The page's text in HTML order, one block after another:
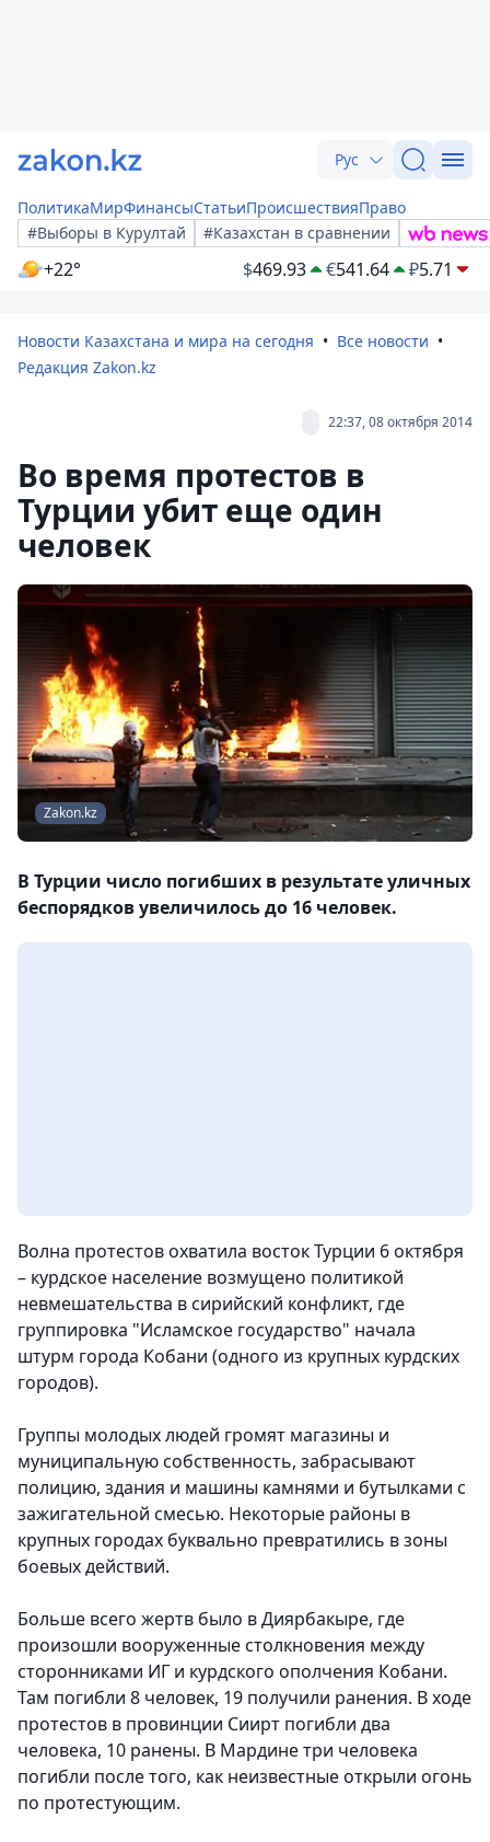
Рус
ПолитикаМирФинансыСтатьиПроисшествияПраво
#Выборы в Курултай
#Казахстан в сравнении
+22° $469.93 €541.64 ₽5.71
Новости Казахстана и мира на сегодня
Все новости
Редакция Zakon.kz
22:37, 08 октября 2014
Во время протестов в
Турции убит еще один
человек
Zakon.kz
В Турции число погибших в результате уличных
беспорядков увеличилось до 16 человек.
Волна протестов охватила восток Турции 6 октября
– курдское население возмущено политикой
невмешательства в сирийский конфликт, где
группировка "Исламское государство" начала
штурм города Кобани (одного из крупных курдских
городов).
Группы молодых людей громят магазины и
муниципальную собственность, забрасывают
полицию, здания и машины камнями и бутылками с
зажигательной смесью. Некоторые районы в
крупных городах буквально превратились в зоны
боевых действий.
Больше всего жертв было в Диярбакыре, где
произошли вооруженные столкновения между
сторонниками ИГ и курдского ополчения Кобани.
Там погибли 8 человек, 19 получили ранения. В ходе
протестов в провинции Сиирт погибли два
человека, 10 ранены. В Мардине три человека
погибли после того, как неизвестные открыли огонь
по протестующим.